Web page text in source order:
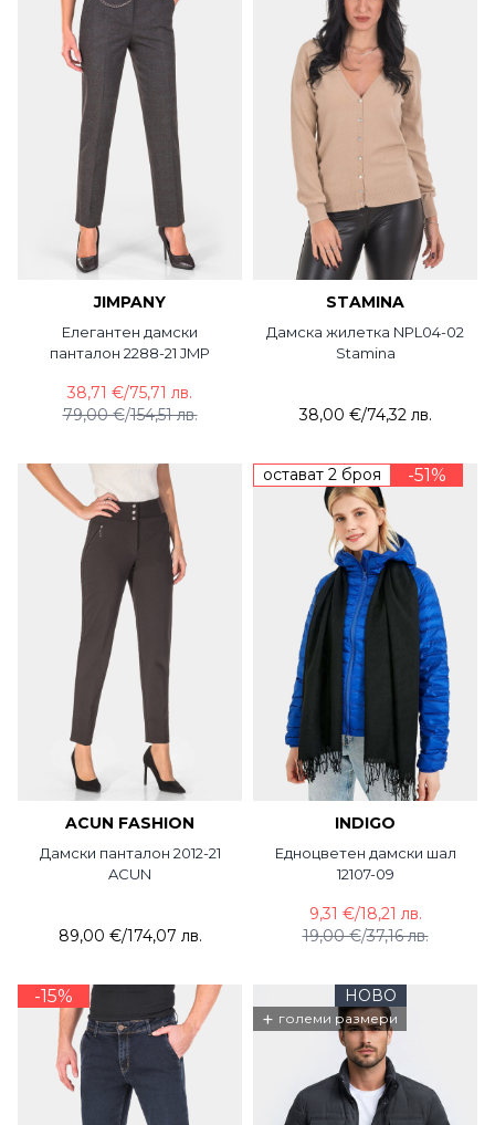
JIMPANY
Елегантен дамски
панталон 2288-21 JMP
79,00 €/154,51 лв.
38,71 €/75,71 лв.
STAMINA
Дамска жилетка NPL04-02
Stamina
38,00 €/74,32 лв.
ACUN FASHION
Дамски панталон 2012-21
ACUN
89,00 €/174,07 лв.
остават 2 броя -51%
INDIGO
Едноцветен дамски шал
12107-09
19,00 €/37,16 лв.
9,31 €/18,21 лв.
-15% НОВО
+ големи размери